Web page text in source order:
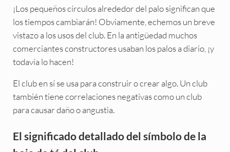
¡Los pequeños círculos alrededor del palo significan que
los tiempos cambiarán! Obviamente, echemos un breve
vistazo a los usos del club. En la antigüedad muchos
comerciantes constructores usaban los palos a diario, ¡y
todavía lo hacen!
El club en sí se usa para construir o crear algo. Un club
también tiene correlaciones negativas como un club
para causar daño o angustia.
El significado detallado del símbolo de la